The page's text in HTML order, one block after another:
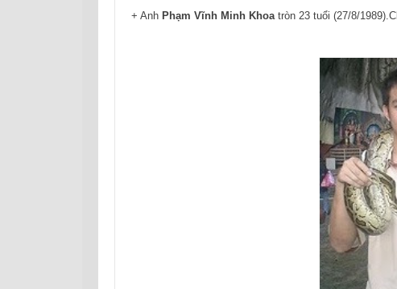
+ Anh Phạm Vĩnh Minh Khoatròn 23 tuổi (27/8/